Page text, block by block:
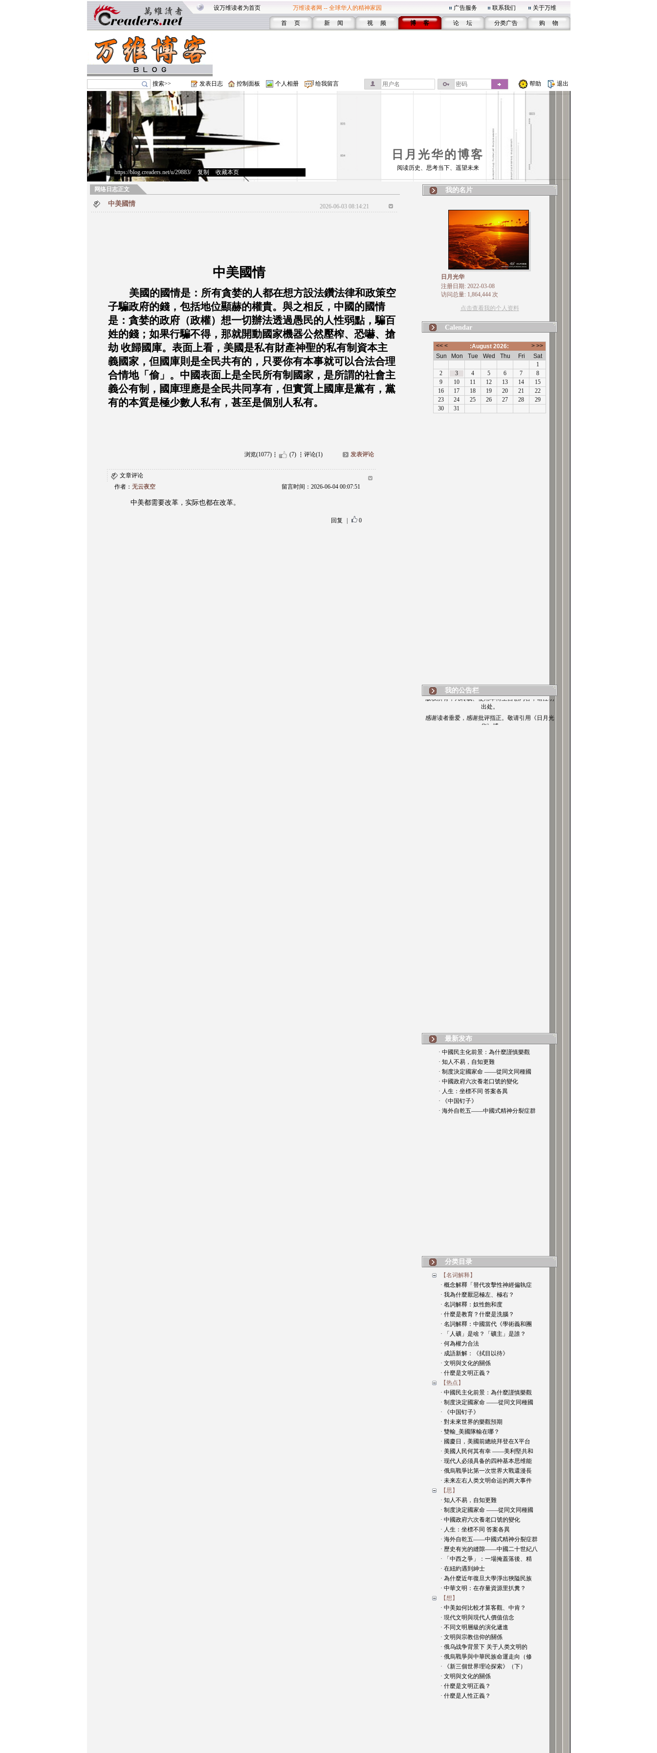
设万维读者为首页 万维读者网 -- 全球华人的精神家园 广告服务 联系我们 关于万维
首 页 新 闻 视 频 博 客 论 坛 分类广告 购 物
搜索>> 发表日志 控制面板 个人相册 给我留言 帮助 退出
日月光华的博客
https://blog.creaders.net/u/29883/> 复制 收藏本页
阅读历史、思考当下、遥望未来
网络日志正文
中美國情 2026-06-03 08:14:21
中美國情
美國的國情是：所有貪婪的人都在想方設法鑽法律和政策空
子騙政府的錢，包括地位顯赫的權貴。與之相反，中國的國情
是：貪婪的政府（政權）想一切辦法透過愚民的人性弱點，騙百
姓的錢；如果行騙不得，那就開動國家機器公然壓榨、恐嚇、搶
劫 收歸國庫。表面上看，美國是私有財產神聖的私有制資本主
義國家，但國庫則是全民共有的，只要你有本事就可以合法合理
合情地「偷」。中國表面上是全民所有制國家，是所謂的社會主
義公有制，國庫理應是全民共同享有，但實質上國庫是黨有，黨
有的本質是極少數人私有，甚至是個別人私有。
浏览(1077) (7) 评论(1) 发表评论
文章评论
作者： 无云夜空 留言时间：2026-06-04 00:07:51
中美都需要改革，实际也都在改革。
回复 0
我的名片
日月光华
注册日期: 2022-03-08
访问总量: 1,864,444 次
点击查看我的个人资料
Calendar
我的公告栏
版权所有，凡转载、使用本博主自创内容，请注明
出处。
华》博
最新发布
· 中國民主化前景：為什麼謹慎樂觀
· 知人不易，自知更難
· 制度決定國家命 ——從同文同種國
· 中國政府六次養老口號的變化
· 人生：坐標不同 答案各異
· 《中国钉子》
· 海外自乾五——中國式精神分裂症群
分类目录
【名词解释】
· 概念解釋「替代攻擊性神經偏執症
· 我為什麼厭惡極左、極右？
· 名詞解釋：奴性飽和度
· 什麼是教育？什麼是洗腦？
· 名詞解釋：中國當代《學術義和團
· 「人礦」是啥？「礦主」是誰？
· 何為權力合法
· 成語新解：《拭目以待》
· 文明與文化的關係
· 什麼是文明正義？
【热点】
· 中國民主化前景：為什麼謹慎樂觀
· 制度決定國家命 ——從同文同種國
· 《中国钉子》
· 對未來世界的樂觀預期
· 雙輸_美國隊輸在哪？
· 國慶日，美國前總統拜登在X平台
· 美國人民何其有幸 ——美利堅共和
· 现代人必须具备的四种基本思维能
· 俄烏戰爭比第一次世界大戰還漫長
· 未来左右人类文明命运的两大事件
【思】
· 知人不易，自知更難
· 制度決定國家命 ——從同文同種國
· 中國政府六次養老口號的變化
· 人生：坐標不同 答案各異
· 海外自乾五——中國式精神分裂症群
· 歷史有光的縫隙——中國二十世紀八
· 「中西之爭」：一場掩蓋落後、精
· 在紐約遇到紳士
· 為什麼近年復旦大學淨出狹隘民族
· 中華文明：在存量資源里扒糞？
【想】
· 中美如何比較才算客觀、中肯？
· 現代文明與現代人價值信念
· 不同文明層級的演化遞進
· 文明與宗教信仰的關係
· 俄乌战争背景下 关于人类文明的
· 俄烏戰爭與中華民族命運走向（修
· 《新三個世界理论探索》（下）
· 文明與文化的關係
· 什麼是文明正義？
· 什麼是人性正義？